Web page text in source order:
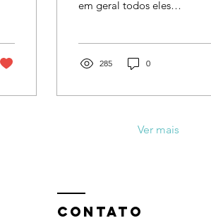
em geral todos eles
pessoas mas...
285 0
Ver mais
CONTATO